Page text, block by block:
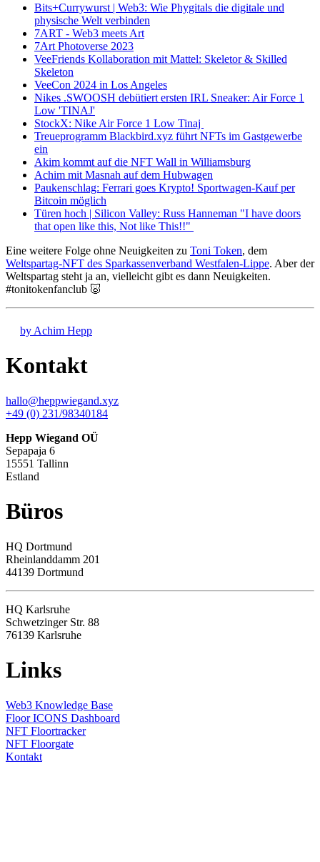
Bits+Currywurst | Web3: Wie Phygitals die digitale und
physische Welt verbinden
7ART - Web3 meets Art
7Art Photoverse 2023
VeeFriends Kollaboration mit Mattel: Skeletor & Skilled
Skeleton
VeeCon 2024 in Los Angeles
Nikes .SWOOSH debütiert ersten IRL Sneaker: Air Force 1
Low 'TINAJ'
StockX: Nike Air Force 1 Low Tinaj
Treueprogramm Blackbird.xyz führt NFTs im Gastgewerbe
ein
Akim kommt auf die NFT Wall in Williamsburg
Achim mit Masnah auf dem Hubwagen
Paukenschlag: Ferrari goes Krypto! Sportwagen-Kauf per
Bitcoin möglich
Türen hoch | Silicon Valley: Russ Hanneman "I have doors
that open like this, Not like This!!"
Eine weitere Folge ohne Neuigkeiten zu Toni Token, dem
Weltspartag-NFT des Sparkassenverband Westfalen-Lippe. Aber der
Weltspartag steht ja an, vielleicht gibt es dann Neuigkeiten.
#tonitokenfanclub 🐷
by Achim Hepp
Kontakt
hallo@heppwiegand.xyz
+49 (0) 231/98340184
Hepp Wiegand OÜ
Sepapaja 6
15551 Tallinn
Estland
Büros
HQ Dortmund
Rheinlanddamm 201
44139 Dortmund
HQ Karlsruhe
Schwetzinger Str. 88
76139 Karlsruhe
Links
Web3 Knowledge Base
Floor ICONS Dashboard
NFT Floortracker
NFT Floorgate
Kontakt